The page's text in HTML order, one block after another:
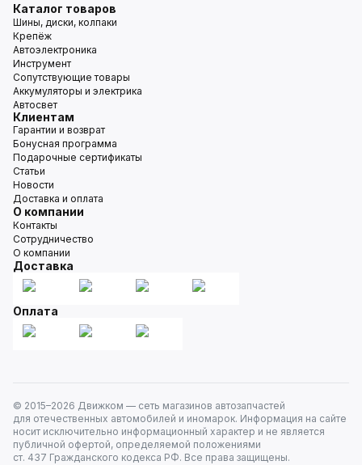
Каталог товаров
Шины, диски, колпаки
Крепёж
Автоэлектроника
Инструмент
Сопутствующие товары
Аккумуляторы и электрика
Автосвет
Клиентам
Гарантии и возврат
Бонусная программа
Подарочные сертификаты
Статьи
Новости
Доставка и оплата
О компании
Контакты
Сотрудничество
О компании
Доставка
Оплата
© 2015–2026 Движком — сеть магазинов автозапчастей
для отечественных автомобилей и иномарок. Информация на сайте
носит исключительно информационный характер и не является
публичной офертой, определяемой положениями
ст. 437 Гражданского кодекса РФ. Все права защищены.